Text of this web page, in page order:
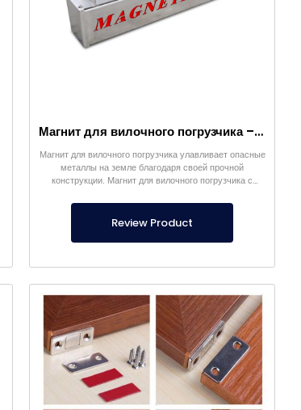
Магнит для вилочного погрузчика – Полностью из нержавеющей стали – Эффективное расстояние 10 см – Легкое высвобождение с ручкой
Магнит для вилочного погрузчика улавливает опасные
металлы на земле благодаря своей прочной
конструкции. Магнит для вилочного погрузчика с
нашей собственной продукцией.
Review Product